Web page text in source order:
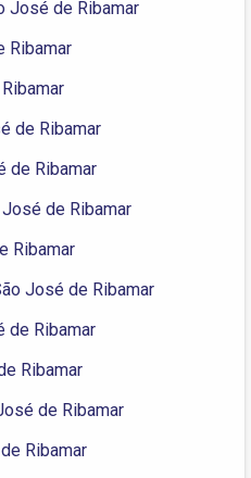
José de Ribamar
Ribamar
de Ribamar
de Ribamar
de Ribamar
Ribamar
José de Ribamar
de Ribamar
Ribamar
de Ribamar
Ribamar